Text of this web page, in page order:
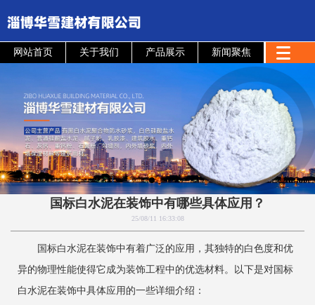
网站首页 关于我们 产品展示 新闻聚焦
国标白水泥在装饰中有哪些具体应用？
25/08/11 16:33:08
国标白水泥在装饰中有着广泛的应用，其独特的白色度和优
异的物理性能使得它成为装饰工程中的优选材料。以下是对国标
白水泥在装饰中具体应用的一些详细介绍：